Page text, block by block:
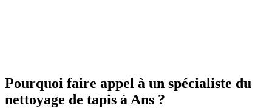
Pourquoi faire appel à un spécialiste du
nettoyage de tapis à Ans ?